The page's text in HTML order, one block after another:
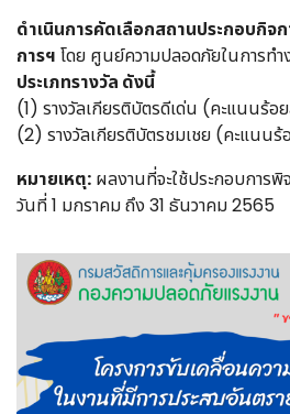
ดำเนินการคัดเลือกสถานประกอบกิจก
การฯ โดย ศูนย์ความปลอดภัยในการทำ
ประเภทรางวัล ดังนี้
(1) รางวัลเกียรติบัตรดีเด่น (คะแนนร้อ
(2) รางวัลเกียรติบัตรชมเชย (คะแนน
หมายเหตุ: ผลงานที่จะใช้ประกอบการ
วันที่ 1 มกราคม ถึง 31 ธันวาคม 2565